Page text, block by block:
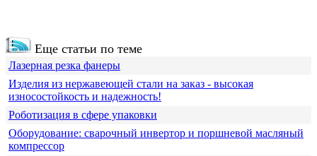
Еще статьи по теме
Лазерная резка фанеры
Изделия из нержавеющей стали на заказ - высокая
износостойкость и надежность!
Роботизация в сфере упаковки
Оборудование: сварочный инвертор и поршневой масляный
компрессор